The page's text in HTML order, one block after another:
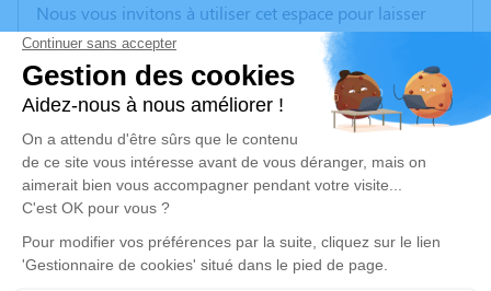
Nous vous invitons à utiliser cet espace pour laisser
vos condoléances, partager des photos souvenirs, une
anecdote ou exprimer vos pensées à travers des
poèmes ou des textes. Cet endroit est un lieu
d'expression dédié à honorer la mémoire de Micheline
MEYRE.
Un service de plantation d’arbre hommage est
disponible ici.
Je rends hommage